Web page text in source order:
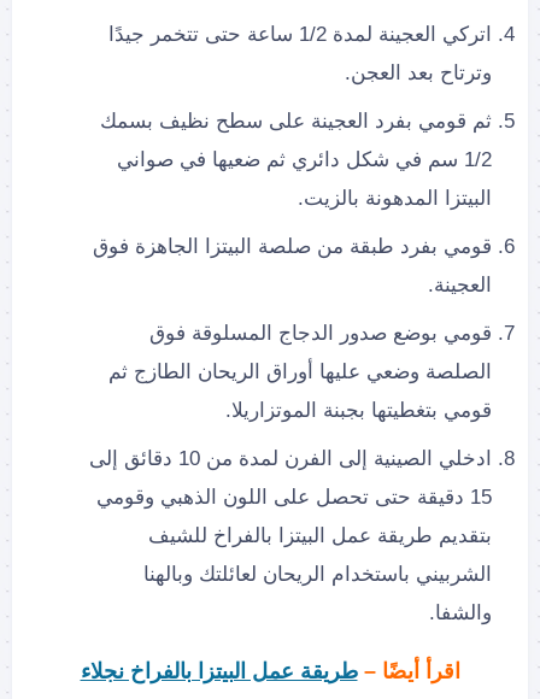
اتركي العجينة لمدة 1/2 ساعة حتى تتخمر جيدًا
وترتاح بعد العجن.
ثم قومي بفرد العجينة على سطح نظيف بسمك
1/2 سم في شكل دائري ثم ضعيها في صواني
البيتزا المدهونة بالزيت.
قومي بفرد طبقة من صلصة البيتزا الجاهزة فوق
العجينة.
قومي بوضع صدور الدجاج المسلوقة فوق
الصلصة وضعي عليها أوراق الريحان الطازج ثم
قومي بتغطيتها بجبنة الموتزاريلا.
ادخلي الصينية إلى الفرن لمدة من 10 دقائق إلى
15 دقيقة حتى تحصل على اللون الذهبي وقومي
بتقديم طريقة عمل البيتزا بالفراخ للشيف
الشربيني باستخدام الريحان لعائلتك وبالهنا
والشفا.
اقرأ أيضًا –طريقة عمل البيتزا بالفراخ نجلاء